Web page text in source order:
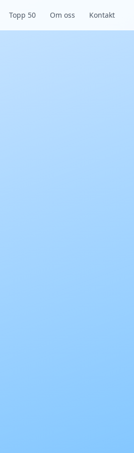
Topp 50 Om oss Kontakt